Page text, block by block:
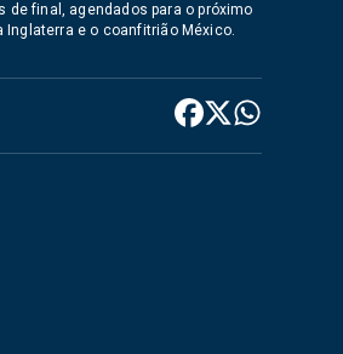
de final, agendados para o próximo
e o coanfitrião México.